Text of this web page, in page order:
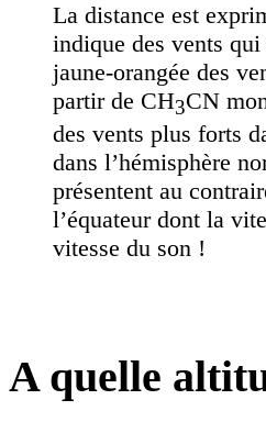
La distance est
indique des vents
jaune-orangée des
partir de CH3CN
des vents plus forts
dans l’hémisphère
présentent au
l’équateur dont la
vitesse du son !
A quelle